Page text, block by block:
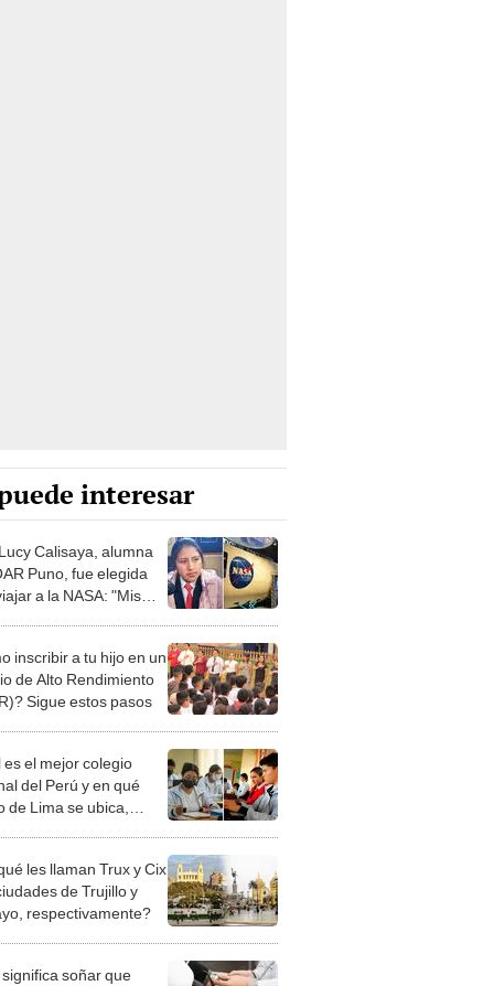
interesar
Calisaya, alumna
Puno, fue elegida
a la NASA: "Mis
inscribir a tu hijo en un
de Alto Rendimiento
Sigue estos pasos
es el mejor colegio
del Perú y en qué
de Lima se ubica,
les llaman Trux y Cix
de Trujillo y
respectivamente?
soñar que